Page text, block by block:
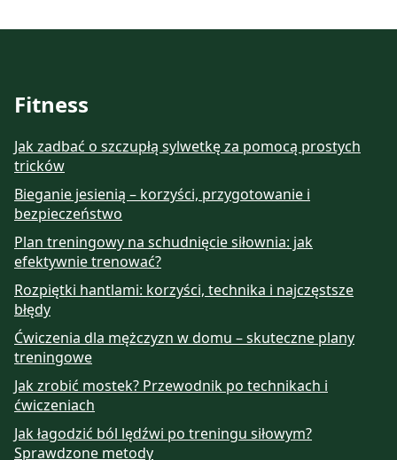
Fitness
Jak zadbać o szczupłą sylwetkę za pomocą prostych
tricków
Bieganie jesienią – korzyści, przygotowanie i
bezpieczeństwo
Plan treningowy na schudnięcie siłownia: jak
efektywnie trenować?
Rozpiętki hantlami: korzyści, technika i najczęstsze
błędy
Ćwiczenia dla mężczyzn w domu – skuteczne plany
treningowe
Jak zrobić mostek? Przewodnik po technikach i
ćwiczeniach
Jak łagodzić ból lędźwi po treningu siłowym?
Sprawdzone metody